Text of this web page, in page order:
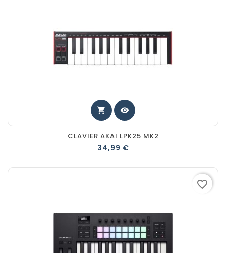
shopping_cart visibility
CLAVIER AKAI LPK25 MK2
34,99 €
favorite_border